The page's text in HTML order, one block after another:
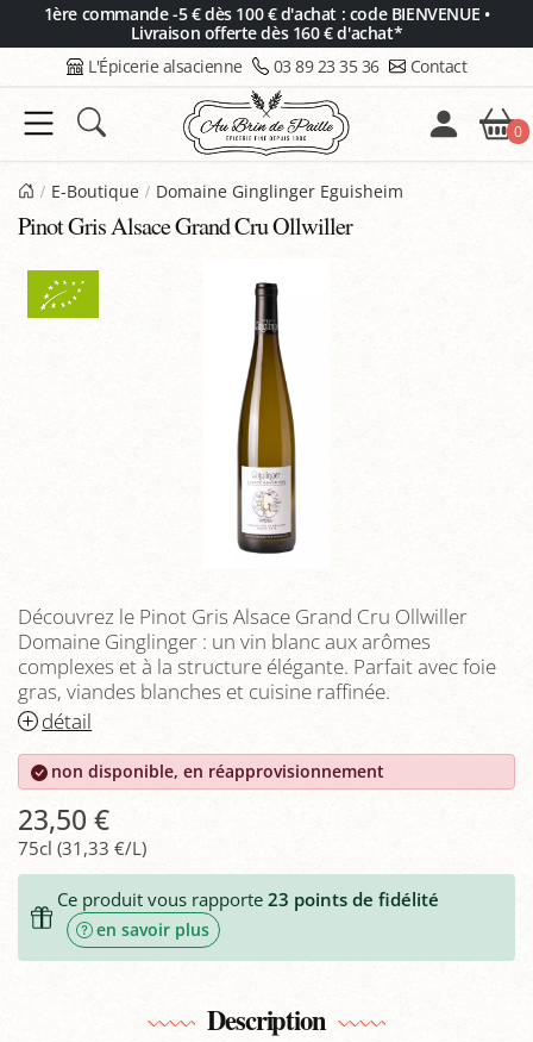
1ère commande -5 € dès 100 € d'achat : code BIENVENUE •
Livraison offerte dès 160 € d'achat*
L'Épicerie alsacienne 03 89 23 35 36 Contact
0
E-Boutique Domaine Ginglinger Eguisheim
Pinot Gris Alsace Grand Cru Ollwiller
Découvrez le Pinot Gris Alsace Grand Cru Ollwiller
Domaine Ginglinger : un vin blanc aux arômes
complexes et à la structure élégante. Parfait avec foie
gras, viandes blanches et cuisine raffinée.
détail
non disponible, en réapprovisionnement
23,50 €
75cl (31,33 €/L)
Ce produit vous rapporte23 points de fidélité
en savoir plus
Description
Panneau de gestion des cookies